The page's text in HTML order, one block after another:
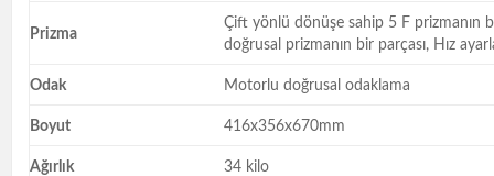
Prizma
Çift yönlü dönüşe sahip 5 F prizmanın
doğrusal prizmanın bir parçası, Hız
Odak Motorlu doğrusal odaklama
Boyut 416x356x670mm
Ağırlık 34 kilo